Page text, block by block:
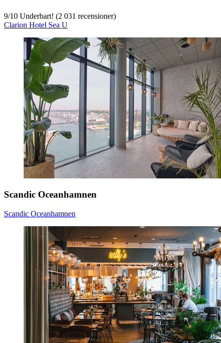
9/10 Underbart! (2 031 recensioner)
Clarion Hotel Sea U
Scandic Oceanhamnen
Scandic Oceanhamnen